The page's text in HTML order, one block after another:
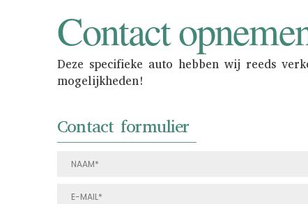
Contact
Deze specifieke auto hebben wij reeds
mogelijkheden!
Contact formulier